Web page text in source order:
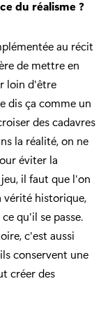
du réalisme ?
au récit
de mettre en
loin d'être
dis ça comme un
des cadavres
la réalité, on ne
éviter la
il faut que l'on
vérité historique,
qu'il se passe.
c'est aussi
conservent une
créer des